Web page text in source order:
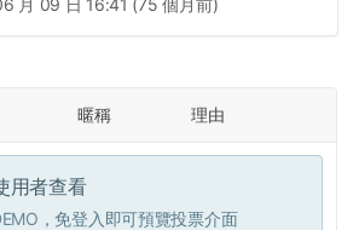
月 09 日 16:41 (75 個月前)
暱稱 理由
用者查看
，免登入即可預覽投票介面